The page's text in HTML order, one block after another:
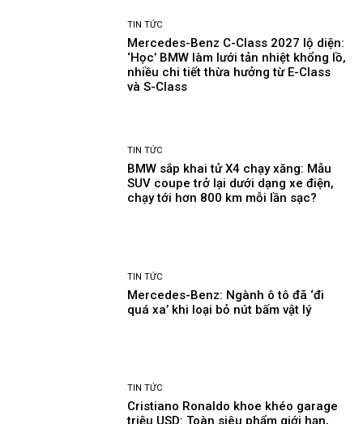
TIN TỨC
Mercedes-Benz C-Class 2027 lộ diện:
‘Học’ BMW làm lưới tản nhiệt khổng lồ,
nhiều chi tiết thừa hưởng từ E-Class
và S-Class
TIN TỨC
BMW sắp khai tử X4 chạy xăng: Mẫu
SUV coupe trở lại dưới dạng xe điện,
chạy tới hơn 800 km mỗi lần sạc?
TIN TỨC
Mercedes-Benz: Ngành ô tô đã ‘đi
quá xa’ khi loại bỏ nút bấm vật lý
TIN TỨC
Cristiano Ronaldo khoe khéo garage
triệu USD: Toàn siêu phẩm giới hạn,